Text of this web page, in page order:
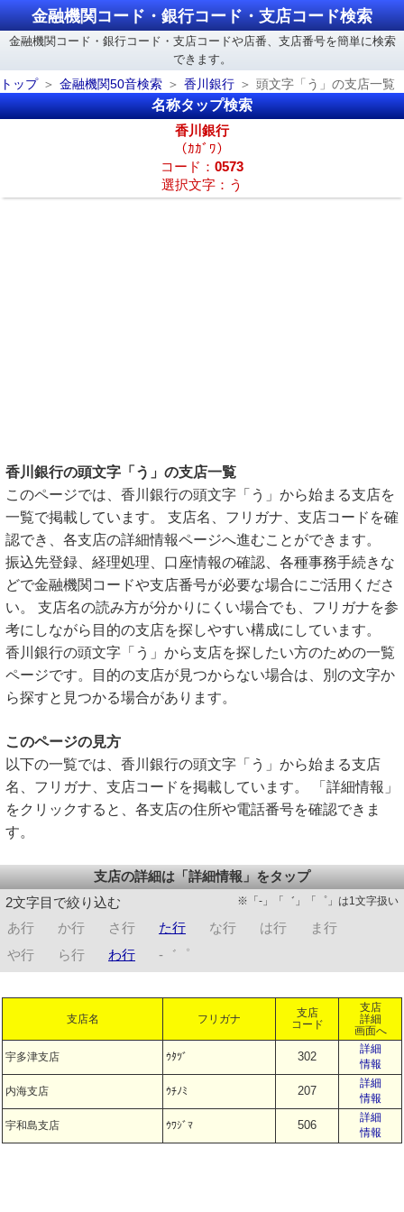
金融機関コード・銀行コード・支店コード検索
金融機関コード・銀行コード・支店コードや店番、支店番号を簡単に検索
できます。
トップ
金融機関50音検索 香川銀行 頭文字「う」の支店一覧
名称タップ検索
香川銀行
（ｶｶﾞﾜ）
コード： 0573
選択文字：う
香川銀行の頭文字「う」の支店一覧
このページでは、香川銀行の頭文字「う」から始まる支店を
一覧で掲載しています。 支店名、フリガナ、支店コードを確
認でき、各支店の詳細情報ページへ進むことができます。
振込先登録、経理処理、口座情報の確認、各種事務手続きな
どで金融機関コードや支店番号が必要な場合にご活用くださ
い。 支店名の読み方が分かりにくい場合でも、フリガナを参
考にしながら目的の支店を探しやすい構成にしています。
香川銀行の頭文字「う」から支店を探したい方のための一覧
ページです。目的の支店が見つからない場合は、別の文字か
ら探すと見つかる場合があります。
このページの見方
以下の一覧では、香川銀行の頭文字「う」から始まる支店
名、フリガナ、支店コードを掲載しています。 「詳細情報」
をクリックすると、各支店の住所や電話番号を確認できま
す。
支店の詳細は「詳細情報」をタップ
2文字目で絞り込む
※「-」「゛」「゜」は1文字扱い
あ行 か行 さ行 た行 な行 は行
ま行
や行
ら行 わ行 -゛゜
支店名 フリガナ
支店
コード
支店
詳細
画面へ
宇多津支店 ｳﾀﾂﾞ 302
詳細
情報
内海支店 ｳﾁﾉﾐ 207
詳細
情報
宇和島支店 ｳﾜｼﾞﾏ 506
詳細
情報